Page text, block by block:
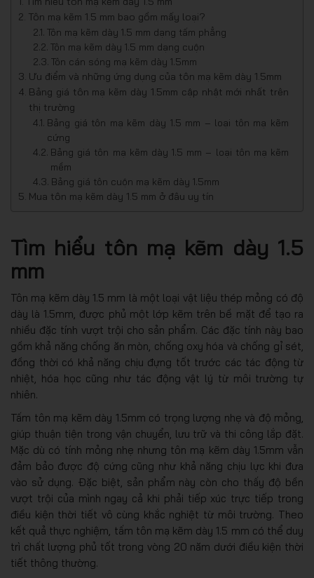
Tôn mạ kẽm 1.5 mm bao gồm mấy loại?
Tôn mạ kẽm dày 1.5 mm dạng tấm phẳng
Tôn mạ kẽm dày 1.5 mm dạng cuộn
Tôn cán sóng mạ kẽm dày 1.5mm
Ưu điểm và những ứng dụng của tôn mạ kẽm dày 1.5mm
Bảng giá tôn mạ kẽm dày 1.5mm cập nhật mới nhất trên
thị trường
Bảng giá tôn mạ kẽm dày 1.5 mm – loại tôn mạ kẽm
cứng
Bảng giá tôn mạ kẽm dày 1.5 mm – loại tôn mạ kẽm
mềm
Bảng giá tôn cuộn mạ kẽm dày 1.5mm
Mua tôn mạ kẽm dày 1.5 mm ở đâu uy tín
Tìm hiểu tôn mạ kẽm dày 1.5
mm
Tôn mạ kẽm dày 1.5 mm là một loại vật liệu thép mỏng có độ
dày là 1.5mm, được phủ một lớp kẽm trên bề mặt để tạo ra
nhiều đặc tính vượt trội cho sản phẩm. Các đặc tính này bao
gồm khả năng chống ăn mòn, chống oxy hóa và chống gỉ sét,
đồng thời có khả năng chịu đựng tốt trước các tác động từ
nhiệt, hóa học cũng như tác động vật lý từ môi trường tự
nhiên.
Tấm tôn mạ kẽm dày 1.5mm có trọng lượng nhẹ và độ mỏng,
giúp thuận tiện trong vận chuyển, lưu trữ và thi công lắp đặt.
Mặc dù có tính mỏng nhẹ nhưng tôn mạ kẽm dày 1.5mm vẫn
đảm bảo được độ cứng cũng như khả năng chịu lực khi đưa
vào sử dụng. Đặc biệt, sản phẩm này còn cho thấy độ bền
vượt trội của mình ngay cả khi phải tiếp xúc trực tiếp trong
điều kiện thời tiết vô cùng khắc nghiệt từ môi trường. Theo
kết quả thực nghiệm, tấm tôn mạ kẽm dày 1.5 mm có thể duy
trì chất lượng phủ tốt trong vòng 20 năm dưới điều kiện thời
tiết thông thường.